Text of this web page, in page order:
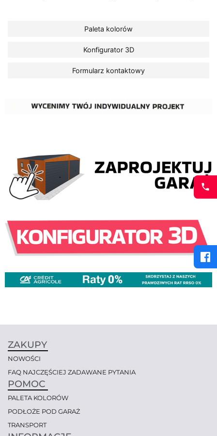
Paleta kolorów
Konfigurator 3D
Formularz kontaktowy
ZAKUPY
NOWOŚCI
FAQ NAJCZĘŚCIEJ ZADAWANE PYTANIA
POMOC
PALETA KOLORÓW
PODŁOŻE POD GARAŻ
TRANSPORT